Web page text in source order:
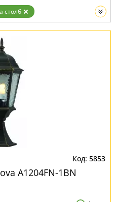
столб
5853
A1204FN-1BN